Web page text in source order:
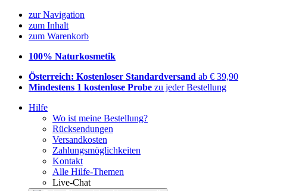
zur Navigation
zum Inhalt
zum Warenkorb
100% Naturkosmetik
Österreich: Kostenloser Standardversand ab € 39,90
Mindestens 1 kostenlose Probe zu jeder Bestellung
Hilfe
Wo ist meine Bestellung?
Rücksendungen
Versandkosten
Zahlungsmöglichkeiten
Kontakt
Alle Hilfe-Themen
Live-Chat